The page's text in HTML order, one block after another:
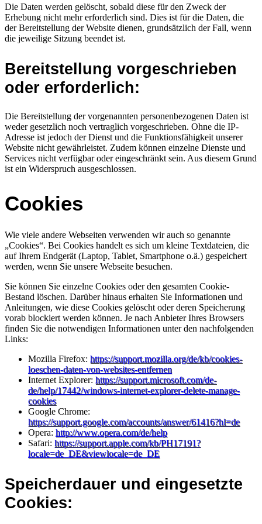
Die Daten werden gelöscht, sobald diese für den Zweck der
Erhebung nicht mehr erforderlich sind. Dies ist für die Daten, die
der Bereitstellung der Website dienen, grundsätzlich der Fall, wenn
die jeweilige Sitzung beendet ist.
Bereitstellung vorgeschrieben
oder erforderlich:
Die Bereitstellung der vorgenannten personenbezogenen Daten ist
weder gesetzlich noch vertraglich vorgeschrieben. Ohne die IP-
Adresse ist jedoch der Dienst und die Funktionsfähigkeit unserer
Website nicht gewährleistet. Zudem können einzelne Dienste und
Services nicht verfügbar oder eingeschränkt sein. Aus diesem Grund
ist ein Widerspruch ausgeschlossen.
Cookies
Wie viele andere Webseiten verwenden wir auch so genannte
„Cookies“. Bei Cookies handelt es sich um kleine Textdateien, die
auf Ihrem Endgerät (Laptop, Tablet, Smartphone o.ä.) gespeichert
werden, wenn Sie unsere Webseite besuchen.
Sie können Sie einzelne Cookies oder den gesamten Cookie-
Bestand löschen. Darüber hinaus erhalten Sie Informationen und
Anleitungen, wie diese Cookies gelöscht oder deren Speicherung
vorab blockiert werden können. Je nach Anbieter Ihres Browsers
finden Sie die notwendigen Informationen unter den nachfolgenden
Links:
Mozilla Firefox: https://support.mozilla.org/de/kb/cookies-
loeschen-daten-von-websites-entfernen
Internet Explorer: https://support.microsoft.com/de-
de/help/17442/windows-internet-explorer-delete-manage-
cookies
Google Chrome:
https://support.google.com/accounts/answer/61416?hl=de
Opera: http://www.opera.com/de/help
Safari: https://support.apple.com/kb/PH17191?
locale=de_DE&viewlocale=de_DE
Speicherdauer und eingesetzte
Cookies: